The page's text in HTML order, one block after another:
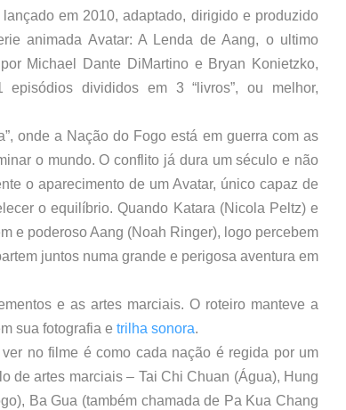
em 2010, adaptado, dirigido e produzido
animada Avatar: A Lenda de Aang, o ultimo
Michael Dante DiMartino e Bryan Konietzko,
divididos em 3 “livros”, ou melhor,
onde a Nação do Fogo está em guerra com as
o mundo. O conflito já dura um século e não
o aparecimento de um Avatar, único capaz de
o equilíbrio. Quando Katara (Nicola Peltz) e
e poderoso Aang (Noah Ringer), logo percebem
juntos numa grande e perigosa aventura em
e as artes marciais. O roteiro manteve a
sua fotografia e trilha sonora.
no filme é como cada nação é regida por um
de artes marciais – Tai Chi Chuan (Água), Hung
Ba Gua (também chamada de Pa Kua Chang